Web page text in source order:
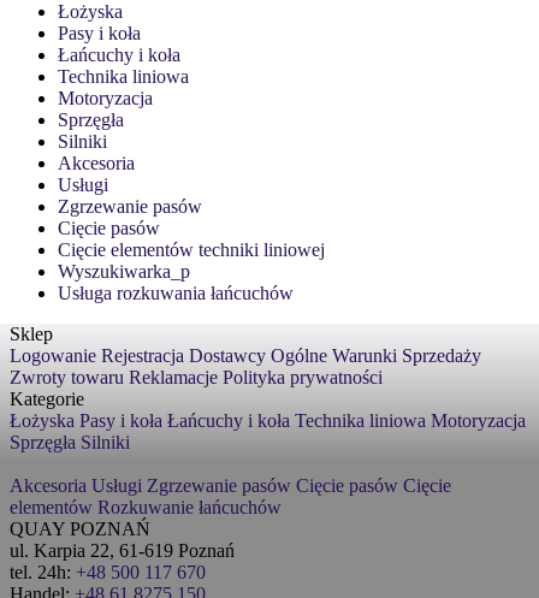
Łożyska
Pasy i koła
Łańcuchy i koła
Technika liniowa
Motoryzacja
Sprzęgła
Silniki
Akcesoria
Usługi
Zgrzewanie pasów
Cięcie pasów
Cięcie elementów techniki liniowej
Wyszukiwarka_p
Usługa rozkuwania łańcuchów
Sklep
Logowanie Rejestracja Dostawcy Ogólne Warunki Sprzedaży
Zwroty towaru Reklamacje Polityka prywatności
Kategorie
Łożyska Pasy i koła Łańcuchy i koła Technika liniowa Motoryzacja
Sprzęgła Silniki
Akcesoria Usługi Zgrzewanie pasów Cięcie pasów Cięcie
elementów Rozkuwanie łańcuchów
QUAY POZNAŃ
ul. Karpia 22, 61-619 Poznań
tel. 24h: +48 500 117 670